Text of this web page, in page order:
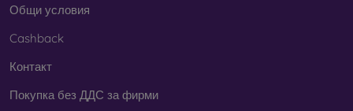
Общи условия
Cashback
Контакт
Покупка без ДДС за фирми